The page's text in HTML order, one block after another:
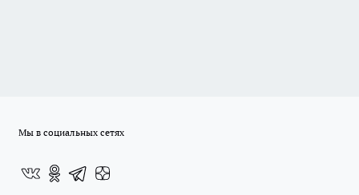
Мы в социальных сетях